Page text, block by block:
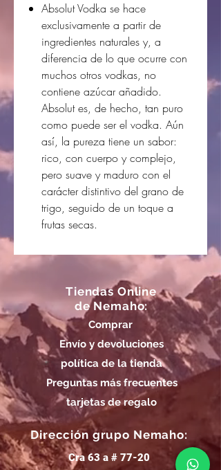
Absolut Vodka se hace
exclusivamente a partir de
ingredientes naturales y, a
diferencia de lo que ocurre con
muchos otros vodkas, no
contiene azúcar añadido.
Absolut es, de hecho, tan puro
como puede ser el vodka. Aún
así, la pureza tiene un sabor:
rico, con cuerpo y complejo,
pero suave y maduro con el
carácter distintivo del grano de
trigo, seguido de un toque a
frutas secas.
Tiendas Online
de Nemaho:
Comprar
Envío y devoluciones
política de la tienda
Preguntas más frecuentes
tarjetas de regalo
Dirección grupo Nemaho:
Cra 63 a # 77-20